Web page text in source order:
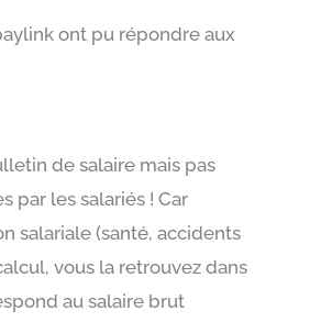
ont pu répondre aux
de salaire mais pas
par les salariés ! Car
salariale (santé, accidents
vous la retrouvez dans
au salaire brut